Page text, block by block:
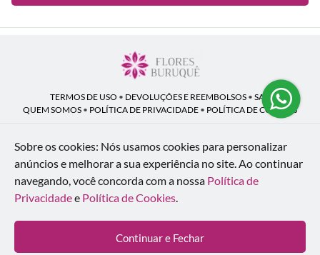
TERMOS DE USO • DEVOLUÇÕES E REEMBOLSOS • SAC
QUEM SOMOS • POLÍTICA DE PRIVACIDADE • POLÍTICA DE COOKIES
Flores Buruquê | CNPJ: 53.136.758/0001-18
Rua Coronel João Guilherme Guimarães, 1640 - Bom Retiro - Curitiba - PR -
80520-280
WhatsApp: (41) 98154-876| Telefone: (41) 9 9815-4876
© 2024-2026 - Todos os direitos reservados - Desenvolvido por
Inteligentes
Sobre os cookies: Nós usamos cookies para personalizar
anúncios e melhorar a sua experiência no site.Ao continuar
navegando, você concorda com a nossa Política de
Privacidadee Política de Cookies.
Continuar e Fechar